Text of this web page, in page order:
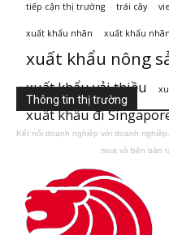
tiếp cận thị trường trái cây
xuất khẩu nhãn xuất khẩu
xuất khẩu nông
xuất khẩu vải thiều
xuất khẩu đi
Thông tin thị trường
Kết nối doanh nghiệp với doanh
mua và bên bán